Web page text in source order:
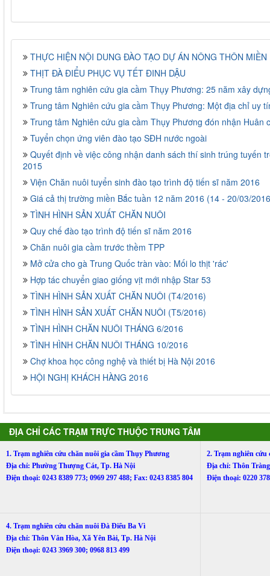
THỰC HIỆN NỘI DUNG ĐÀO TẠO DỰ ÁN NÔNG THÔN
THỊT ĐÀ ĐIỂU PHỤC VỤ TẾT ĐINH DẬU
Trung tâm nghiên cứu gia cầm Thụy Phương: 25 năm xây
Trung tâm Nghiên cứu gia cầm Thụy Phương: Một địa chỉ uy
Trung tâm Nghiên cứu gia cầm Thụy Phương đón nhận Huân
Tuyển chọn ứng viên đào tạo SĐH nước ngoài
Quyết định về việc công nhận danh sách thí sinh trúng tuyến
2015
Viện Chăn nuôi tuyển sinh đào tạo trình độ tiến sĩ năm 2016
Giá cả thị trường miền Bắc tuần 12 năm 2016 (14 - 20/03/
TÌNH HÌNH SẢN XUẤT CHĂN NUÔI
Quy chế đào tạo trình độ tiến sĩ năm 2016
Chăn nuôi gia cầm trước thềm TPP
Mở cửa cho gà Trung Quốc tràn vào: Mối lo thịt 'rác'
Hợp tác chuyển giao giống vịt mới nhập Star 53
TÌNH HÌNH SẢN XUẤT CHĂN NUÔI (T4/2016)
TÌNH HÌNH SẢN XUẤT CHĂN NUÔI (T5/2016)
TÌNH HÌNH CHĂN NUÔI THÁNG 6/2016
TÌNH HÌNH CHĂN NUÔI THÁNG 10/2016
Chợ khoa học công nghệ và thiết bị Hà Nội 2016
HỘI NGHỊ KHÁCH HÀNG 2016
ĐỊA CHỈ CÁC TRẠM TRỰC THUỘC TRUNG TÂM
1. Trạm nghiên cứu chăn nuôi gia cầm Thụy Phương
Địa chỉ: Phường Thượng Cát, Tp. Hà Nội
Điện thoại: 0243 8389 773; 0969 297 488; Fax: 0243 8385 804
2. Trạm nghiên
Địa chỉ: Thôn
Điện thoại: 0220
4. Trạm nghiên cứu chăn nuôi Đà Điểu Ba Vì
Địa chỉ: Thôn Vân Hòa, Xã Yên Bài, Tp. Hà Nội
Điện thoại: 0243 3969 300; 0968 813 499